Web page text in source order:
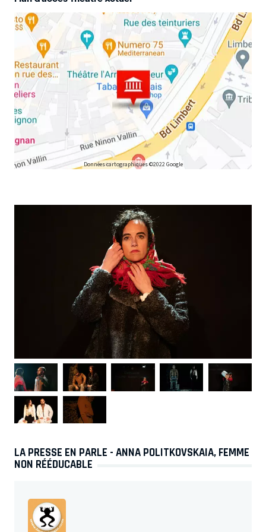
Données cartographiques ©2022 Google
LA PRESSE EN PARLE - ANNA POLITKOVSKAIA, FEMME
NON RÉÉDUCABLE